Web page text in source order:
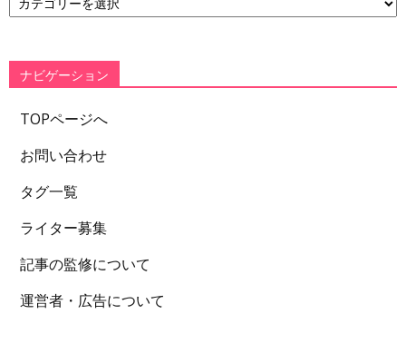
テ
ー
ナビゲーション
TOPページへ
お問い合わせ
タグ一覧
ライター募集
記事の監修について
運営者・広告について